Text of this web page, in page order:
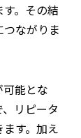
。その結
ながりま
能とな
リピータ
す。加え